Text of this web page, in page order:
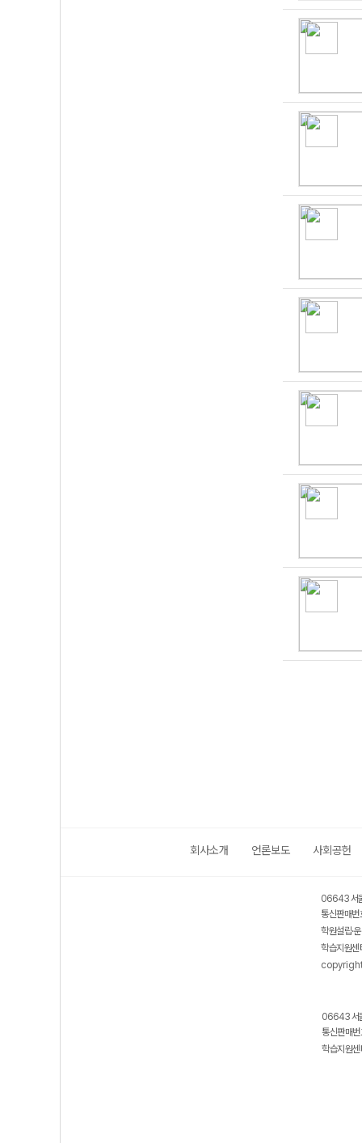
회사소개 언론보도 사회공헌
06643 서
통신판매
학원설립·
학습지원
06643 서
통신판매
학습지원